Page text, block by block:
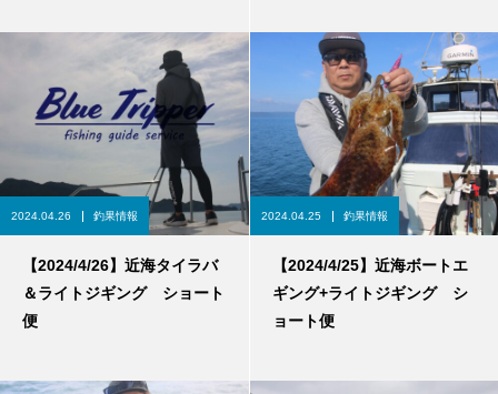
2024.04.26 釣果情報
【2024/4/26】近海タイラバ
＆ライトジギング ショート
便
2024.04.25 釣果情報
【2024/4/25】近海ボートエ
ギング+ライトジギング シ
ョート便